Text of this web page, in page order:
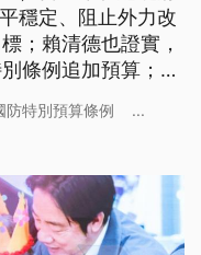
穩定、阻止外力改
；賴清德也證實，
條例追加預算；並
Trump）稱想與治
平穩定、並希望對
防特別預算條例 ...